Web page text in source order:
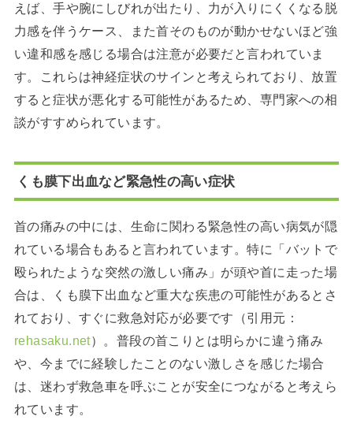
えば、手や腕にしびれが出たり、力が入りにくくなる脱
力感を伴うケース、また首そのものが動かせないほど強
い違和感を感じる場合は注意が必要だと言われていま
す。これらは神経症状のサインと考えられており、放置
すると症状が悪化する可能性があるため、専門家への相
談がすすめられています。
くも膜下出血など緊急性の高い症状
首の痛みの中には、生命に関わる緊急性の高い病気が隠
れている場合もあると言われています。特に「バットで
殴られたような突然の激しい痛み」が頭や首に走った場
合は、くも膜下出血など重大な疾患の可能性があるとさ
れており、すぐに救急対応が必要です（引用元：
rehasaku.net）。普段の首こりとは明らかに違う痛み
や、今までに経験したことのない激しさを感じた場合
は、迷わず救急車を呼ぶことが安全につながると考えら
れています。